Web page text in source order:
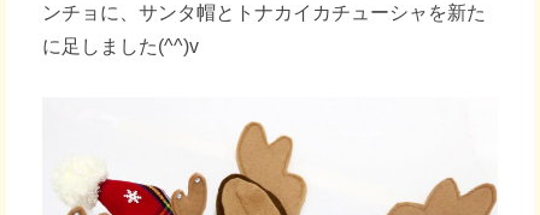
ンチョに、サンタ帽とトナカイカチューシャを新た
に足しました(^^)v